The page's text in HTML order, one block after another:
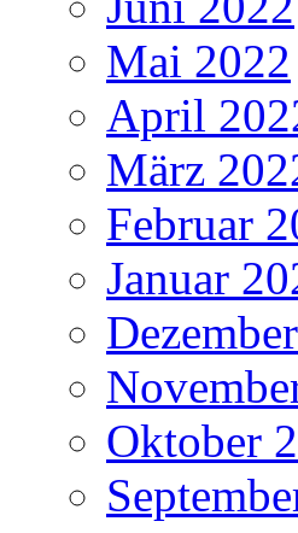
Mai 2022
April
März
Februar
Januar
Oktober